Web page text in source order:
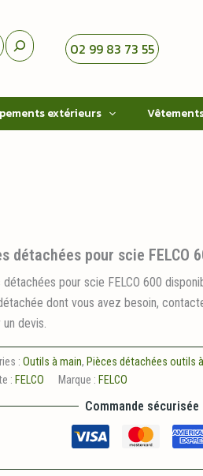
02 99 83 73 55
extérieurs
détachées pour scie FELCO
pour scie FELCO 600
dont vous avez besoin,
devis.
:Outils à main, Pièces détachées outils
: FELCO Marque : FELCO
Commande